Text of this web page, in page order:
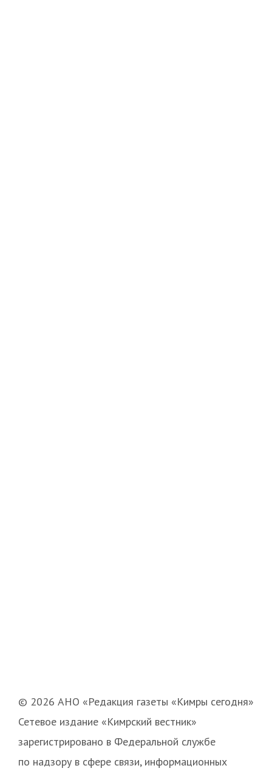
© 2026 АНО «Редакция газеты «Кимры сегодня»
Сетевое издание «Кимрский вестник»
зарегистрировано в Федеральной службе
по надзору в сфере связи, информационных